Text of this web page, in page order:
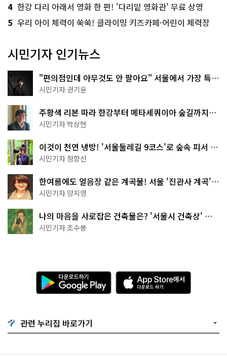
4 한강 다리 아래서 영화 한 편! '다리밑 영화관' 무료 상영
5 우리 아이 체력이 쑥쑥! 클라이밍 키즈카페·어린이 체력장
시민기자 인기뉴스
"편의점인데 아무것도 안 팔아요" 서울에서 가장 특별
한 편의점의 정체
시민기자 권기윤
주황색 리본 따라 한강부터 메타세쿼이아 숲길까지…
서울둘레길 15코스
시민기자 박상현
이것이 천연 냉방! '서울둘레길 9코스'로 숲속 피서 떠
나볼까
시민기자 정향선
한여름에도 얼음장 같은 계곡물! 서울 '진관사 계곡'이
천국이네~
시민기자 양지영
나의 마음을 사로잡은 건축물은? '서울시 건축상' 수
상작 공개!
시민기자 조수봉
다
운
로
기
G
o
g
A
p
p
e
서
관련 누리집 바로가기